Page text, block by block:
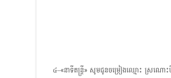
៤–«នាទីតន្ត្រី» សូមជូនចម្រៀងឈ្មោះ ស្រណោ